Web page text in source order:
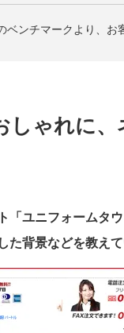
ベンチマークより、お
しゃれに
ユニフォームタ
た背景などを教え